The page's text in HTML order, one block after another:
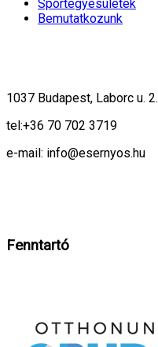
Sportegyesületek
Bemutatkozunk
1037 Budapest, Laborc u. 2.
tel:+36 70 702 3719
e-mail: info@esernyos.hu
Fenntartó